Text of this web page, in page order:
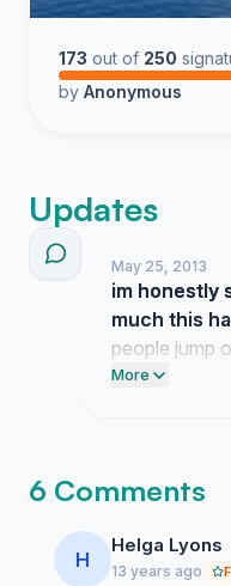
173 out of 250
by Anonymous
Updates
May 25, 2013
im honestly
much this
people jump
just how
More
6 Comments
H
Helga Lyons
13 years ago